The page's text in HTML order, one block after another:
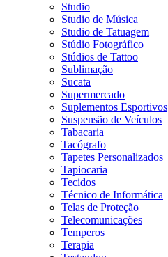
Studio
Studio de Música
Studio de Tatuagem
Stúdio Fotográfico
Stúdios de Tattoo
Sublimação
Sucata
Supermercado
Suplementos Esportivos
Suspensão de Veículos
Tabacaria
Tacógrafo
Tapetes Personalizados
Tapiocaria
Tecidos
Técnico de Informática
Telas de Proteção
Telecomunicações
Temperos
Terapia